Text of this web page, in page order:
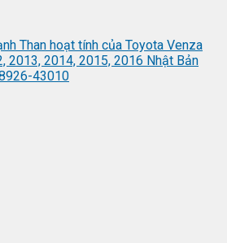
Than hoạt tính của Toyota Venza
2013, 2014, 2015, 2016 Nhật Bản
43010